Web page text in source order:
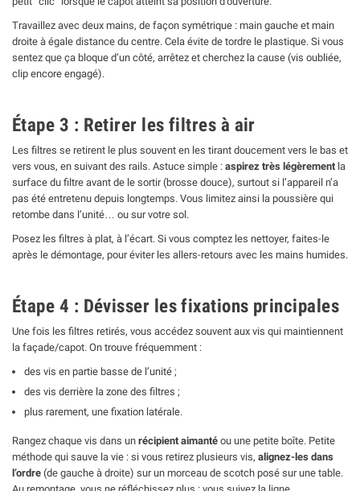
Travaillez avec deux mains, de façon symétrique : main gauche et main
droite à égale distance du centre. Cela évite de tordre le plastique. Si vous
sentez que ça bloque d’un côté, arrêtez et cherchez la cause (vis oubliée,
clip encore engagé).
Étape 3 : Retirer les filtres à air
Les filtres se retirent le plus souvent en les tirant doucement vers le bas et
vers vous, en suivant des rails. Astuce simple : aspirez très légèrement la
surface du filtre avant de le sortir (brosse douce), surtout si l’appareil n’a
pas été entretenu depuis longtemps. Vous limitez ainsi la poussière qui
retombe dans l’unité… ou sur votre sol.
Posez les filtres à plat, à l’écart. Si vous comptez les nettoyer, faites-le
après le démontage, pour éviter les allers-retours avec les mains humides.
Étape 4 : Dévisser les fixations principales
Une fois les filtres retirés, vous accédez souvent aux vis qui maintiennent
la façade/capot. On trouve fréquemment :
des vis en partie basse de l’unité ;
des vis derrière la zone des filtres ;
plus rarement, une fixation latérale.
Rangez chaque vis dans un récipient aimanté ou une petite boîte. Petite
méthode qui sauve la vie : si vous retirez plusieurs vis, alignez-les dans
l’ordre (de gauche à droite) sur un morceau de scotch posé sur une table.